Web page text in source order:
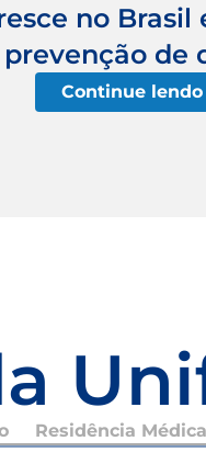
no Brasil
de
Continue lendo
Residência Médica